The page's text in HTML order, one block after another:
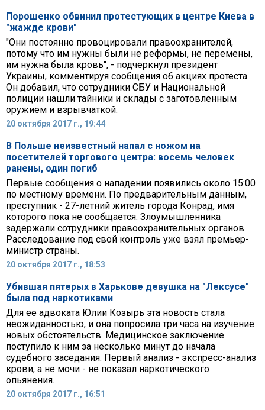
Порошенко обвинил протестующих в центре Киева в
"жажде крови"
"Они постоянно провоцировали правоохранителей,
потому что им нужны были не реформы, не перемены,
им нужна была кровь", - подчеркнул президент
Украины, комментируя сообщения об акциях протеста.
Он добавил, что сотрудники СБУ и Национальной
полиции нашли тайники и склады с заготовленным
оружием и взрывчаткой.
20 октября 2017 г., 19:44
В Польше неизвестный напал с ножом на
посетителей торгового центра: восемь человек
ранены, один погиб
Первые сообщения о нападении появились около 15:00
по местному времени. По предварительным данным,
преступник - 27-летний житель города Конрад, имя
которого пока не сообщается. Злоумышленника
задержали сотрудники правоохранительных органов.
Расследование под свой контроль уже взял премьер-
министр страны.
20 октября 2017 г., 18:53
Убившая пятерых в Харькове девушка на "Лексусе"
была под наркотиками
Для ее адвоката Юлии Козырь эта новость стала
неожиданностью, и она попросила три часа на изучение
новых обстоятельств. Медицинское заключение
поступило к ним за несколько минут до начала
судебного заседания. Первый анализ - экспресс-анализ
крови, а не мочи - не показал наркотического
опьянения.
20 октября 2017 г., 16:51